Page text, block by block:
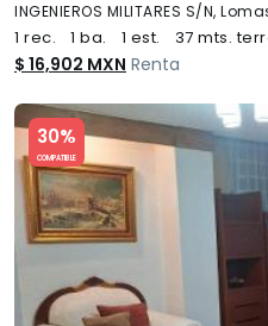
INGENIEROS MILITARES S/N,
1 rec. 1 ba. 1 est. 37 mts.
$ 16,902 MXN Renta
30%
COMPATIBLE
Slide 1 of 5